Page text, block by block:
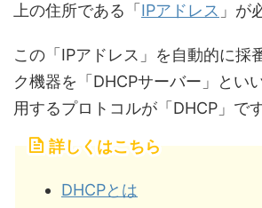
上の住所である「 IPアドレス 」が
この「IPアドレス」を自動的に採
ク機器を「DHCPサーバー」とい
用するプロトコルが「DHCP」です
詳しくはこちら
DHCPとは